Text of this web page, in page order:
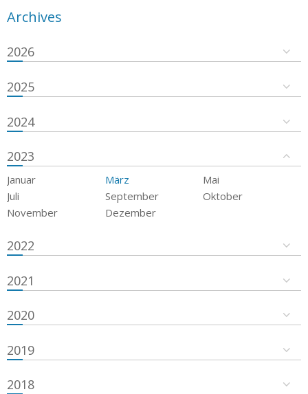
Archives
2026
2025
2024
2023
Januar März
Mai
Juli
September
Oktober
November
Dezember
2022
2021
2020
2019
2018